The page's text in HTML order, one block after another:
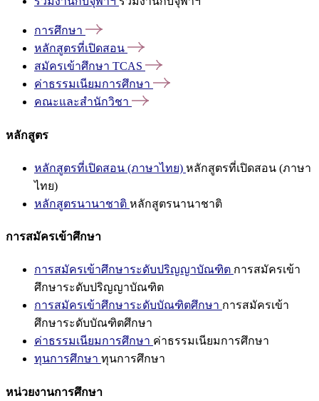
การศึกษา
หลักสูตรที่เปิดสอน
สมัครเข้าศึกษา TCAS
ค่าธรรมเนียมการศึกษา
คณะและสำนักวิชา
หลักสูตร
หลักสูตรที่เปิดสอน (ภาษาไทย) หลักสูตรที่เปิดสอน (ภาษา
ไทย)
หลักสูตรนานาชาติ หลักสูตรนานาชาติ
การสมัครเข้าศึกษา
การสมัครเข้าศึกษาระดับปริญญาบัณฑิต การสมัครเข้า
ศึกษาระดับปริญญาบัณฑิต
การสมัครเข้าศึกษาระดับบัณฑิตศึกษา การสมัครเข้า
ศึกษาระดับบัณฑิตศึกษา
ค่าธรรมเนียมการศึกษา ค่าธรรมเนียมการศึกษา
ทุนการศึกษา ทุนการศึกษา
หน่วยงานการศึกษา